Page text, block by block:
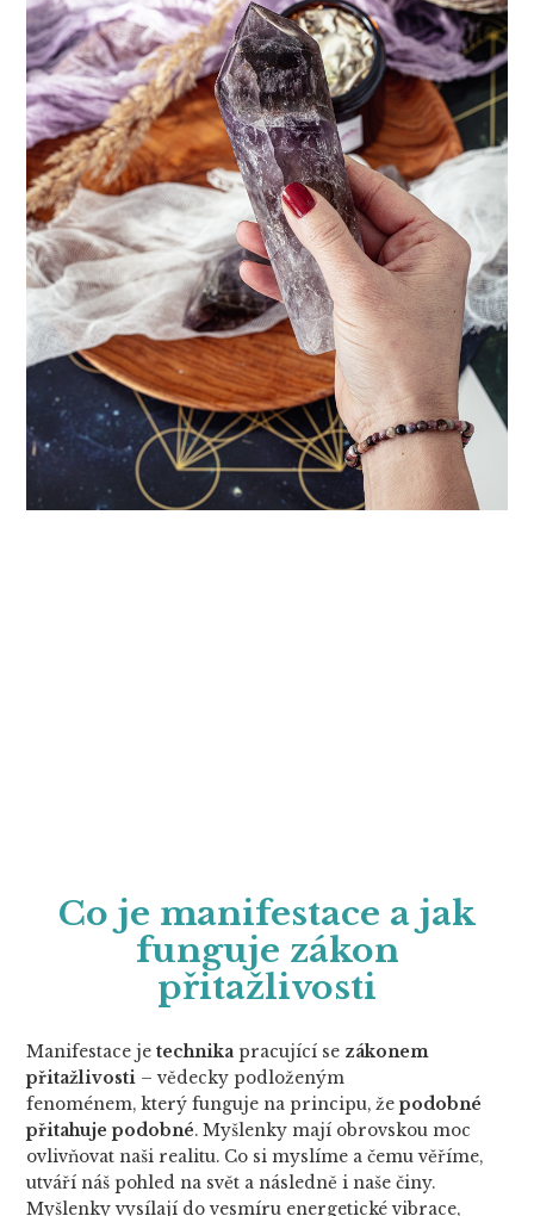
Co je manifestace a jak
funguje zákon
přitažlivosti
Manifestace je technika pracující se zákonem
přitažlivosti – vědecky podloženým
fenoménem, který funguje na principu, že podobné
přitahuje podobné. Myšlenky mají obrovskou moc
ovlivňovat naši realitu. Co si myslíme a čemu věříme,
utváří náš pohled na svět a následně i naše činy.
Myšlenky vysílají do vesmíru energetické vibrace,